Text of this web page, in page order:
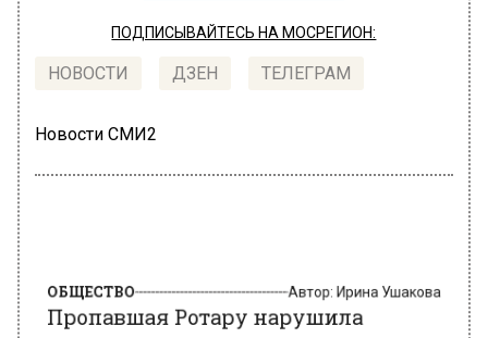
ПОДПИСЫВАЙТЕСЬ НА МОСРЕГИОН:
НОВОСТИ ДЗЕН ТЕЛЕГРАМ
Новости СМИ2
молчание